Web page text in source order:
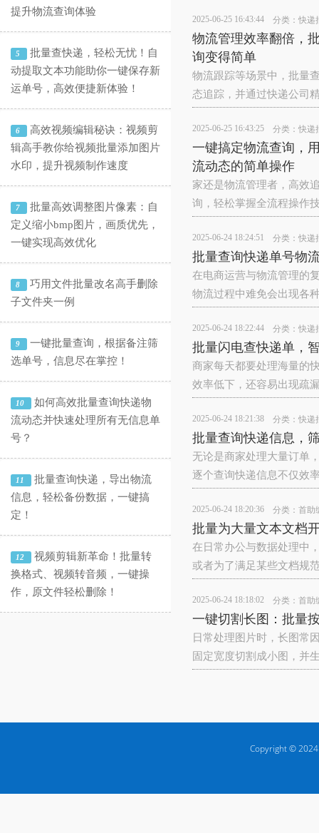
提升物流查询体验
5
批量查快递，轻松无忧！自
动提取文本功能助你一键保存新
运单号，高效便捷新体验！
6
高效视频编辑秘诀：视频剪
辑高手教你给视频批量添加图片
水印，提升视频制作速度
7
批量高效调整图片像素：自
定义缩小bmp图片，画质优先，
一键实现高效优化
8
巧用文件批量改名高手删除
子文件夹一例
9
一键批量查询，根据备注筛
选单号，信息尽在掌控！
10
如何高效批量查询快递物
流动态并快速处理所有无信息单
号？
11
批量查询快递，导出物流
信息，轻松备份数据，一键搞
定！
12
视频剪辑新革命！批量转
换格式、视频转音频，一键操
作，原文件轻松删除！
2025-06-25 16:43:44 分类： 快递
物流管理效率翻倍，
询变得简单
物流跟踪等场景中，批量
态追踪，并通过快递公司
2025-06-25 16:43:25 分类： 快递
一键搞定物流查询，
流动态的简单操作
家还是物流管理者，高效
询，轻松掌握全流程操作
2025-06-24 18:24:51 分类： 快递
批量查询快递单号物
在电商运营与物流管理的
物流过程中难免会出现各
2025-06-24 18:22:44 分类： 快递
批量闪电查快递单，
商家每天都要处理海量的
效率低下，还容易出现疏
2025-06-24 18:21:38 分类： 快递
批量查询快递信息，
无论是商家处理大量订单
逐个查询快递信息不仅效
2025-06-24 18:20:36 分类： 首助
批量为大量文本文档
在日常办公与数据处理中
或者为了满足某些文档规
2025-06-24 18:18:02 分类： 首助
一键切割长图：批量
日常处理图片时，长图常
固定宽度切割成小图，并
Copyright ©